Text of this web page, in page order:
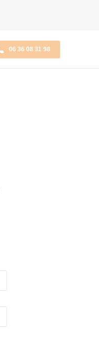
06 36 08 31 98